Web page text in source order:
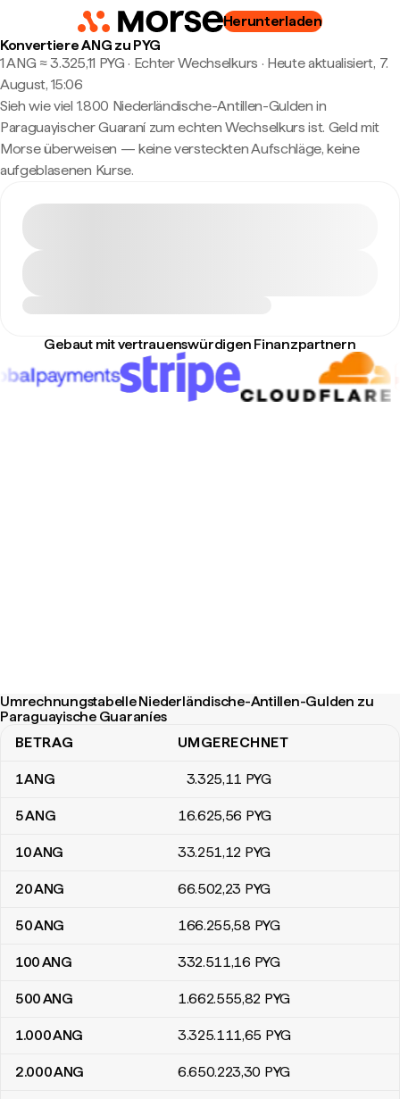
Herunterladen
Konvertiere ANG zu PYG
1 ANG ≈ 3.325,11 PYG · Echter Wechselkurs · Heute aktualisiert, 7.
August, 15:06
Sieh wie viel 1.800 Niederländische-Antillen-Gulden in
Paraguayischer Guaraní zum echten Wechselkurs ist. Geld mit
Morse überweisen — keine versteckten Aufschläge, keine
aufgeblasenen Kurse.
Gebaut mit vertrauenswürdigen Finanzpartnern
Umrechnungstabelle Niederländische-Antillen-Gulden zu
Paraguayische Guaraníes
Umrechnungstabelle Niederländische-Antillen-Gulden zu
BETRAG UMGERECHNET
1ANG 3.325,11 PYG
5ANG 16.625,56 PYG
10ANG 33.251,12 PYG
20ANG 66.502,23 PYG
50ANG 166.255,58 PYG
100ANG 332.511,16 PYG
500ANG 1.662.555,82 PYG
1.000ANG 3.325.111,65 PYG
2.000ANG 6.650.223,30 PYG